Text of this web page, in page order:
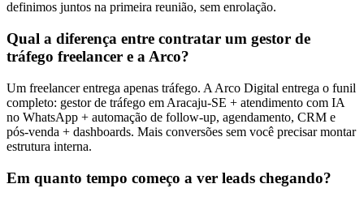
definimos juntos na primeira reunião, sem enrolação.
Qual a diferença entre contratar um gestor de
tráfego freelancer e a Arco?
Um freelancer entrega apenas tráfego. A Arco Digital entrega o funil
completo: gestor de tráfego em Aracaju-SE + atendimento com IA
no WhatsApp + automação de follow-up, agendamento, CRM e
pós-venda + dashboards. Mais conversões sem você precisar montar
estrutura interna.
Em quanto tempo começo a ver leads chegando?